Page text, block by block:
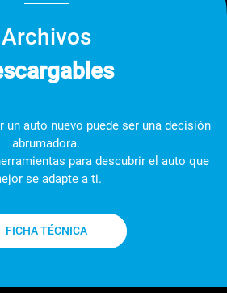
Archivos
un auto nuevo puede ser una decisión
abrumadora.
para descubrir el auto que
se adapte a ti.
FICHA TÉCNICA